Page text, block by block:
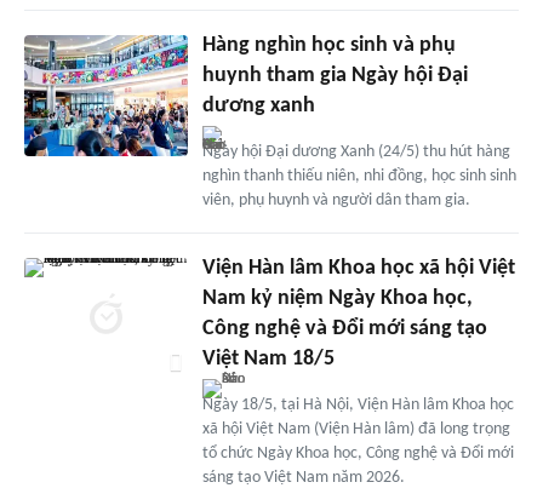
Hàng nghìn học sinh và phụ
huynh tham gia Ngày hội Đại
dương xanh
Ngày hội Đại dương Xanh (24/5) thu hút hàng
nghìn thanh thiếu niên, nhi đồng, học sinh sinh
viên, phụ huynh và người dân tham gia.
Viện Hàn lâm Khoa học xã hội Việt
Nam kỷ niệm Ngày Khoa học,
Công nghệ và Đổi mới sáng tạo
Việt Nam 18/5
Ngày 18/5, tại Hà Nội, Viện Hàn lâm Khoa học
xã hội Việt Nam (Viện Hàn lâm) đã long trọng
tổ chức Ngày Khoa học, Công nghệ và Đổi mới
sáng tạo Việt Nam năm 2026.